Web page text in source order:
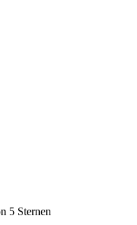
5 Sternen